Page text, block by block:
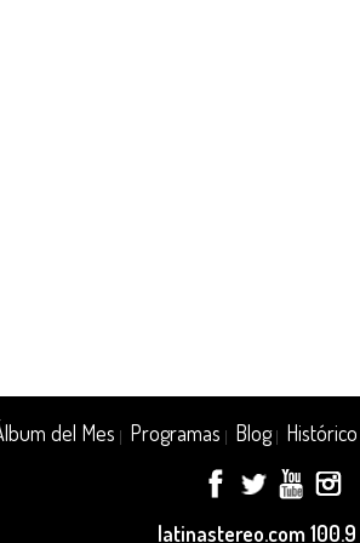
del Mes Programas Blog|
latinastereo.com 100.9